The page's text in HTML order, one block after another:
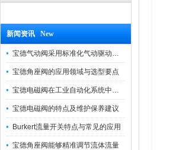
新闻资讯 New
宝德气动阀采用标准化气动驱动设计，可匹配各类工业气源工况
宝德角座阀的应用领域与选型要点
宝德电磁阀在工业自动化系统中的作用
宝德电磁阀的特点及维护保养建议
Burkert流量开关特点与常见的应用
宝德角座阀能够精准调节流体流量